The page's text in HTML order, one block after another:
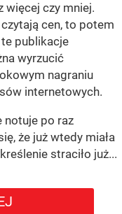
więcej czy mniej.
cen, to potem
publikacje
wyrzucić
nagraniu
internetowych.
notuje po raz
że już wtedy miała
straciło już...